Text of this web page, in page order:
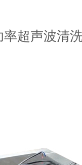
率超声波清